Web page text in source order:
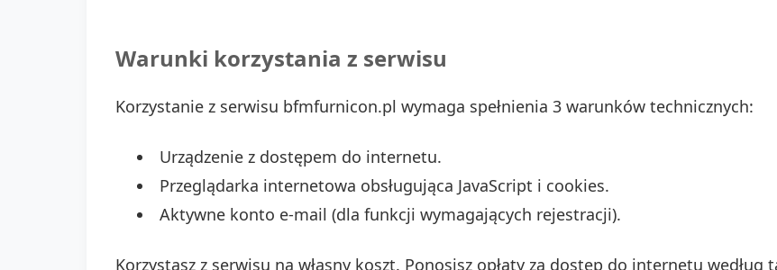
Warunki korzystania z serwisu
Korzystanie z serwisu bfmfurnicon.pl wymaga spełnienia 3 warunków technicznych:
Urządzenie z dostępem do internetu.
Przeglądarka internetowa obsługująca JavaScript i cookies.
Aktywne konto e-mail (dla funkcji wymagających rejestracji).
Korzystasz z serwisu na własny koszt. Ponosisz opłaty za dostęp do internetu według